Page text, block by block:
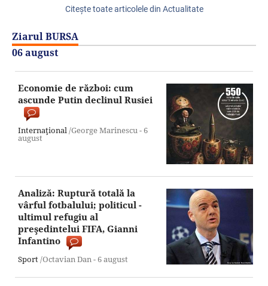
Citeşte toate articolele din Actualitate
Ziarul BURSA
06 august
Economie de război: cum
ascunde Putin declinul Rusiei
Internaţional/George Marinescu -6
august
Analiză: Ruptură totală la
vârful fotbalului; politicul -
ultimul refugiu al
preşedintelui FIFA, Gianni
Infantino
Sport/Octavian Dan -6 august